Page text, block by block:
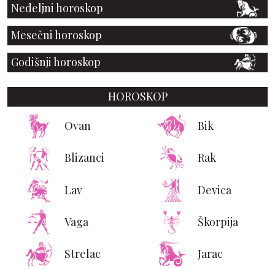
Nedeljni horoskop
Mesečni horoskop
Godišnji horoskop
HOROSKOP
Ovan Bik
Blizanci Rak
Lav Devica
Vaga Škorpija
Strelac Jarac